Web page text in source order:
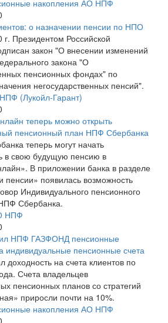
накопления АО НПФ
о назначении пенсии по НПО
г. Президентом Российской
закон "О внесении изменений
закона "О
пенсионных фондах" по
негосударственных пенсий".
(Лукойл-Гарант)
теперь можно открыть
пенсионный план НПФ Сбербанка
теперь могут начать
в свою будущую пенсию в
В приложении банка в разделе
пенсии» появилась возможность
Индивидуального пенсионного
Сбербанка.
НПФ
НПФ ГАЗФОНД пенсионные
индивидуальные пенсионные счета
доходность на счета клиентов по
Счета владельцев
пенсионных планов со стратегий
приросли почти на 10%.
накопления АО НПФ